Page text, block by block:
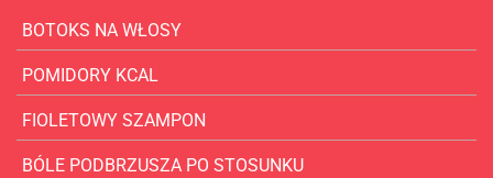
BOTOKS NA WŁOSY
POMIDORY KCAL
FIOLETOWY SZAMPON
BÓLE PODBRZUSZA PO STOSUNKU